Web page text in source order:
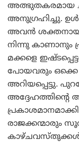
അത്ഭുതകരമായ
അനുഗ്രഹിച്ചു.
അവന്‍
നിന്നു കാണാനും
മക്കളെ
പോയവരും ഒക്കെ
അറിയപ്പെട്ടു.
രാജക്കന്മാരും
കാഴ്ചവസ്തുക്കള്‍